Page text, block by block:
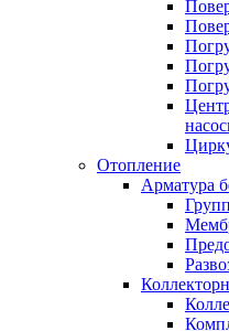
Отопление
Арматура